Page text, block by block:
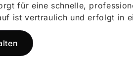
für eine schnelle,
ist vertraulich und erfolgt in